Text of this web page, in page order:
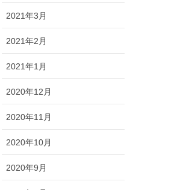
2021年3月
2021年2月
2021年1月
2020年12月
2020年11月
2020年10月
2020年9月